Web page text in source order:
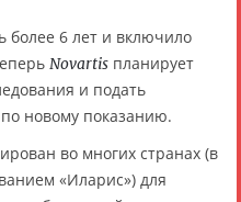
более 6 лет и включило
Novartis планирует
и подать
новому показанию.
во многих странах (в
«Иларис») для